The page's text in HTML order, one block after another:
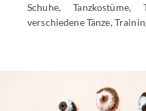
Schuhe,
verschiedene Tänze,